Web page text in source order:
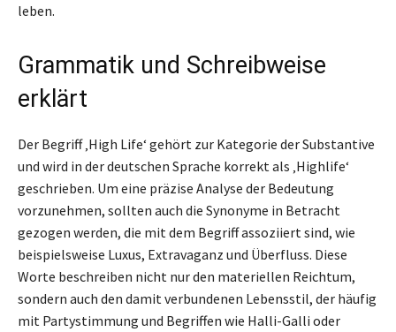
leben.
Grammatik und Schreibweise
erklärt
Der Begriff ‚High Life‘ gehört zur Kategorie der Substantive
und wird in der deutschen Sprache korrekt als ‚Highlife‘
geschrieben. Um eine präzise Analyse der Bedeutung
vorzunehmen, sollten auch die Synonyme in Betracht
gezogen werden, die mit dem Begriff assoziiert sind, wie
beispielsweise Luxus, Extravaganz und Überfluss. Diese
Worte beschreiben nicht nur den materiellen Reichtum,
sondern auch den damit verbundenen Lebensstil, der häufig
mit Partystimmung und Begriffen wie Halli-Galli oder